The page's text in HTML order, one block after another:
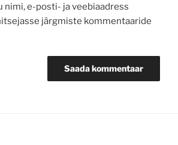
nimi, e-posti- ja veebiaadress
järgmiste kommentaaride